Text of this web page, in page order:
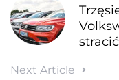
Next Article